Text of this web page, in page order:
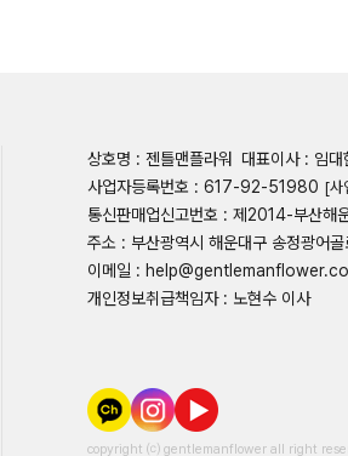
상호명 : 젠틀맨플라워 대표이사 : 임대
사업자등록번호 : 617-92-51980 [사
통신판매업신고번호 : 제2014-부산해
주소 : 부산광역시 해운대구 송정광어
이메일 :
개인정보취급책임자 : 노현수 이사
copyright ⒞ gentlemanflower all right